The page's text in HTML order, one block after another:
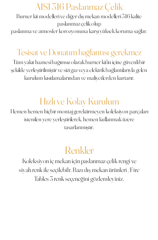
AISI 316 Paslanmaz Çelik
Burner kit modelleri ve diğer dış mekan modelleri 316 kalite
paslanmaz çelik olup
paslanma ve atmosfer korozyonuna karşı yüksek koruma sağlar.
Tesisat ve Donatım bağlantısı gerekmez
Tüm yakıt haznesi bağımsız olarak burnerkit'in içine güvenli bir
şekilde yerleştirilmiştir ve sizi gaz veya elektrik bağlantılarıyla gelen
kurulum kısıtlamalarından ve maliyetlerden kurtarır.
Hızlı ve Kolay Kurulum
Hemen hemen hiçbir montaj gerektirmeyen koleksiyon parçaları
istenilen yere yerleştirilerek, hemen kullanmaküzere
tasarlanmıştır.
Renkler
Koleksiyon iç mekan için paslanmaz çelik rengi ve
siyahrenkile seçilebilr. Bazı dışmekan ürünleri /Fire
Tables 3 renk seçeneğini gözlemleyiniz.